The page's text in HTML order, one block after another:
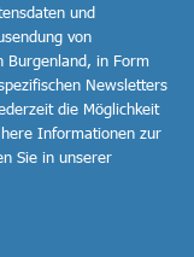
und
von
Burgenland, in Form
Newsletters
die Möglichkeit
Informationen zur
Sie in unserer